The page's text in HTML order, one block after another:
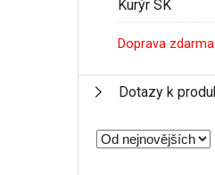
Kurýr SK
Doprava
Dotazy k